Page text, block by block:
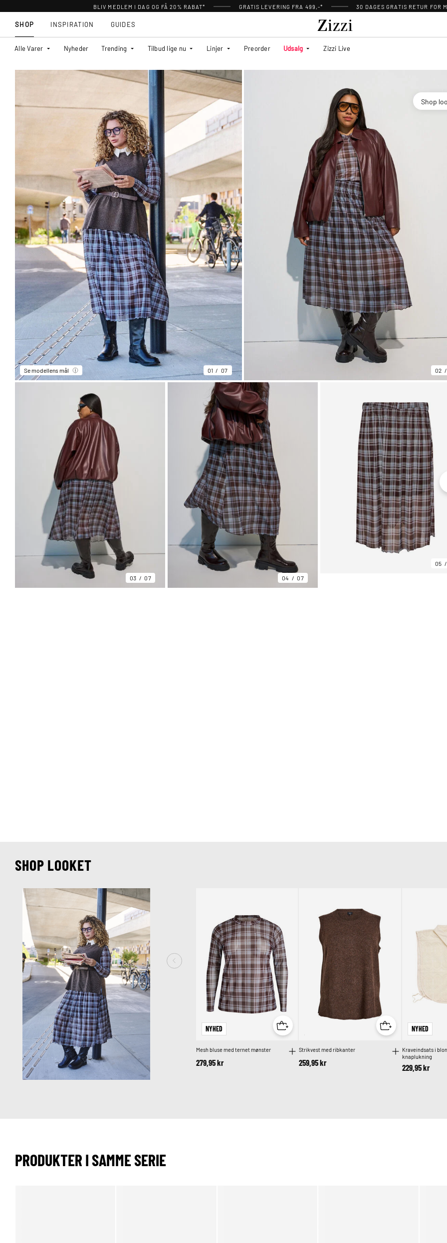
BLIV MEDLEM I DAG OG FÅ 20% RABAT* GRATIS LEVERING FRA 499,-* 30 DAGES GRATIS RETUR FOR
SHOP
Alle Varer Nyheder Trending Tilbud lige nu Linjer Preorder Udsalg Zizzi Live
INSPIRATION GUIDES
Shop
Se modellens mål 01 07 02
03 07 04 07
05
SHOP LOOKET
NYHED
Mesh bluse med ternet mønster
279,95 kr
Strikvest med ribkanter
259,95 kr
NYHED
Kraveindsats i
knaplukning
229,95 kr
PRODUKTER I SAMME SERIE